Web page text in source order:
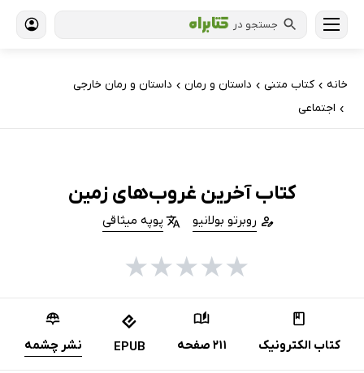
جستجو در
خانه › کتاب‌ متنی › داستان و رمان › داستان و رمان خارجی
› اجتماعی
کتاب آخرین غروب‌های زمین
روبرتو بولانیو پوپه میثاقی
★
★
★
★
★
کتاب الکترونیک 211 صفحه EPUB نشر چشمه